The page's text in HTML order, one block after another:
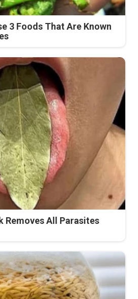
3 Foods That Are Known
Removes All Parasites